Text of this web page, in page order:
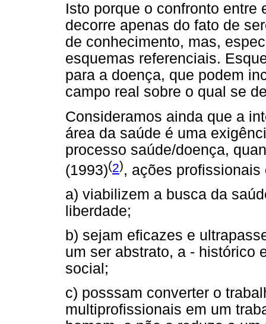
Isto porque o confronto entre
decorre apenas do fato de
de conhecimento, mas,
esquemas referenciais.
para a doença, que podem
campo real sobre o qual se
Consideramos ainda que a
área da saúde é uma
processo saúde/doença,
(1993)(2), ações profissionais
a) viabilizem a busca da
liberdade;
b) sejam eficazes e
um ser abstrato, a - histórico
social;
c) posssam converter o
multiprofissionais em um